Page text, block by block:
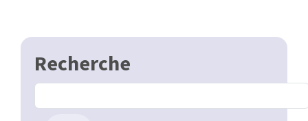
Recherche